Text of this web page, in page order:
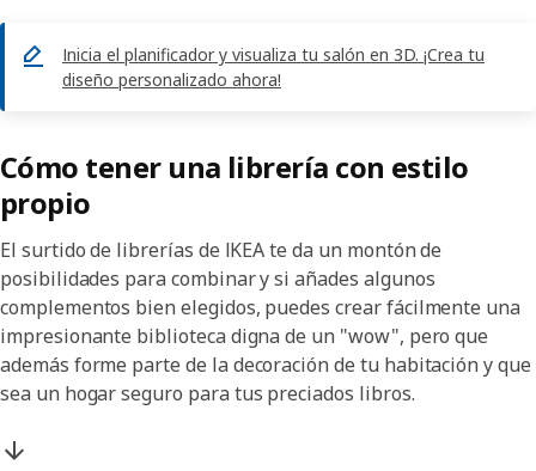
Inicia el planificador y visualiza tu salón en 3D. ¡Crea tu
diseño personalizado ahora!
Cómo tener una librería con estilo
propio
El surtido de librerías de IKEA te da un montón de
posibilidades para combinar y si añades algunos
complementos bien elegidos, puedes crear fácilmente una
impresionante biblioteca digna de un "wow", pero que
además forme parte de la decoración de tu habitación y que
sea un hogar seguro para tus preciados libros.